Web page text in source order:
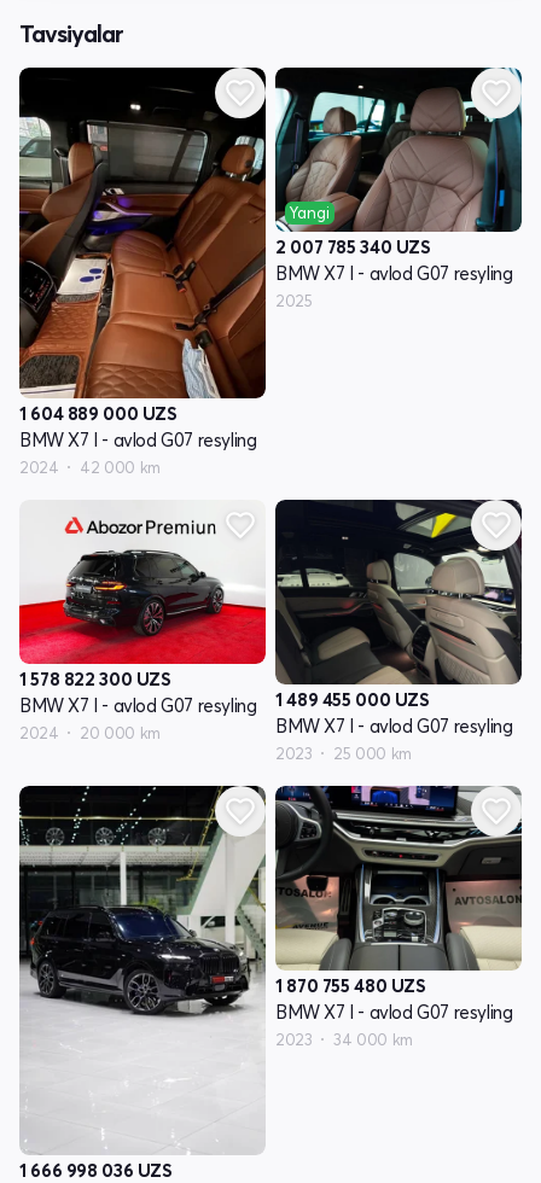
Tavsiyalar
1 604 889 000 UZS
BMW X7 I - avlod G07 resyling
2024 42 000 km
Yangi
2 007 785 340 UZS
BMW X7 I - avlod G07 resyling
2025
1 578 822 300 UZS
BMW X7 I - avlod G07 resyling
2024 20 000 km
1 489 455 000 UZS
BMW X7 I - avlod G07 resyling
2023 25 000 km
1 666 998 036 UZS
1 870 755 480 UZS
BMW X7 I - avlod G07 resyling
2023 34 000 km